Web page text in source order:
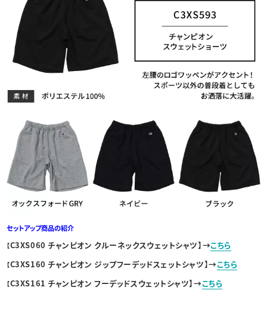
セットアップ商品の紹介
【C3XS060 チャンピオン クルーネックスウェットシャツ】→こちら
【C3XS160 チャンピオン ジップフーデッドスェットシャツ】→こちら
【C3XS161 チャンピオン フーデッドスウェットシャツ】→こちら